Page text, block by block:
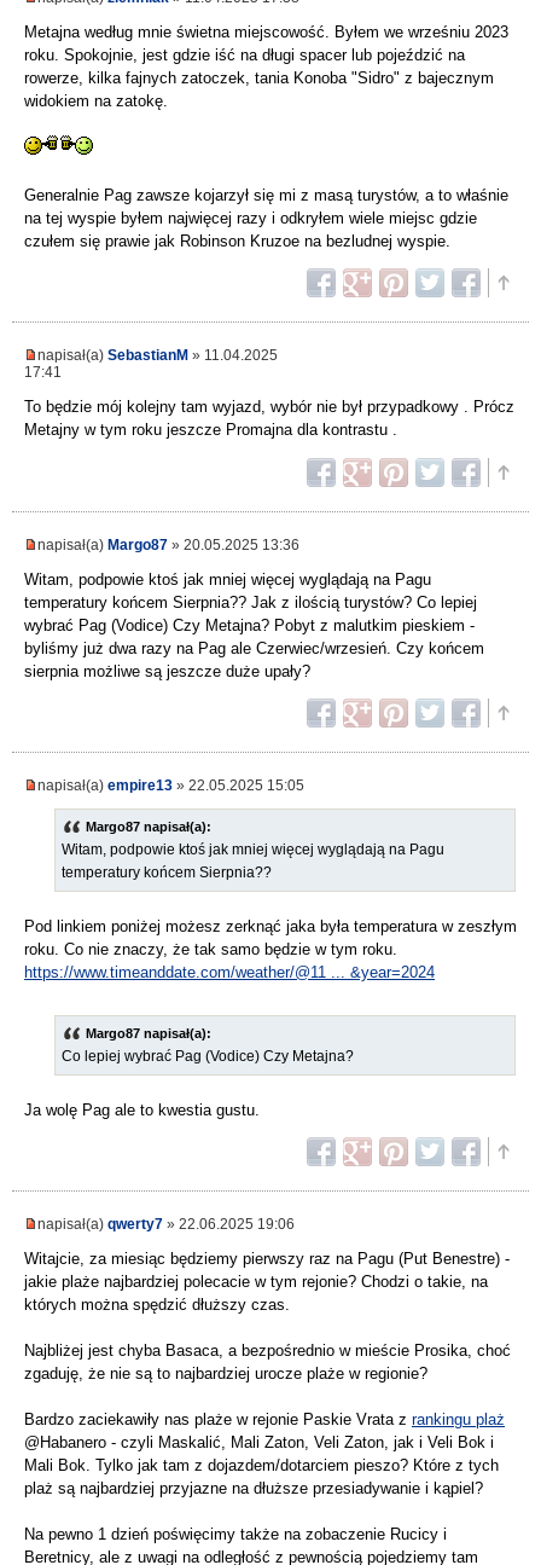
Metajna według mnie świetna miejscowość. Byłem we wrześniu 2023
roku. Spokojnie, jest gdzie iść na długi spacer lub pojeździć na
rowerze, kilka fajnych zatoczek, tania Konoba "Sidro" z bajecznym
widokiem na zatokę.
Generalnie Pag zawsze kojarzył się mi z masą turystów, a to właśnie
na tej wyspie byłem najwięcej razy i odkryłem wiele miejsc gdzie
czułem się prawie jak Robinson Kruzoe na bezludnej wyspie.
napisał(a) SebastianM » 11.04.2025
17:41
To będzie mój kolejny tam wyjazd, wybór nie był przypadkowy . Prócz
Metajny w tym roku jeszcze Promajna dla kontrastu .
napisał(a) Margo87 » 20.05.2025 13:36
Witam, podpowie ktoś jak mniej więcej wyglądają na Pagu
temperatury końcem Sierpnia?? Jak z ilością turystów? Co lepiej
wybrać Pag (Vodice) Czy Metajna? Pobyt z malutkim pieskiem -
byliśmy już dwa razy na Pag ale Czerwiec/wrzesień. Czy końcem
sierpnia możliwe są jeszcze duże upały?
napisał(a) empire13 » 22.05.2025 15:05
Margo87 napisał(a):
Witam, podpowie ktoś jak mniej więcej wyglądają na Pagu
temperatury końcem Sierpnia??
Pod linkiem poniżej możesz zerknąć jaka była temperatura w zeszłym
roku. Co nie znaczy, że tak samo będzie w tym roku.
https://www.timeanddate.com/weather/@11 ... &year=2024
Margo87 napisał(a):
Co lepiej wybrać Pag (Vodice) Czy Metajna?
Ja wolę Pag ale to kwestia gustu.
napisał(a) qwerty7 » 22.06.2025 19:06
Witajcie, za miesiąc będziemy pierwszy raz na Pagu (Put Benestre) -
jakie plaże najbardziej polecacie w tym rejonie? Chodzi o takie, na
których można spędzić dłuższy czas.
Najbliżej jest chyba Basaca, a bezpośrednio w mieście Prosika, choć
zgaduję, że nie są to najbardziej urocze plaże w regionie?
Bardzo zaciekawiły nas plaże w rejonie Paskie Vrata z rankingu plaż
@Habanero - czyli Maskalić, Mali Zaton, Veli Zaton, jak i Veli Bok i
Mali Bok. Tylko jak tam z dojazdem/dotarciem pieszo? Które z tych
plaż są najbardziej przyjazne na dłuższe przesiadywanie i kąpiel?
Na pewno 1 dzień poświęcimy także na zobaczenie Rucicy i
Beretnicy, ale z uwagi na odległość z pewnością pojedziemy tam